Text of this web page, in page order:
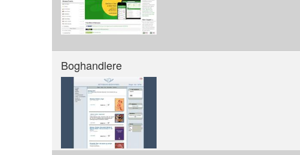
Boghandlere